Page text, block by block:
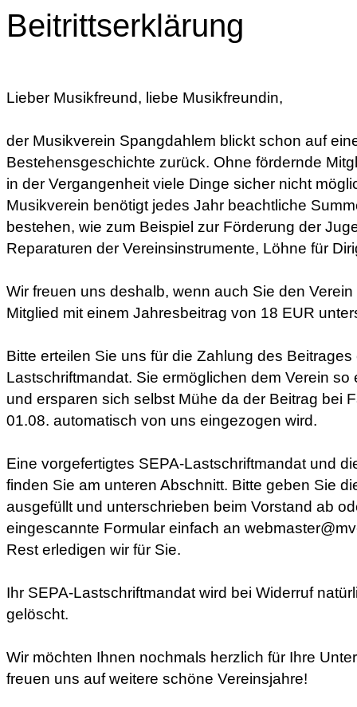
Beitrittserklärung
Lieber Musikfreund, liebe Musikfreundin,
der Musikverein Spangdahlem blickt schon auf
Bestehensgeschichte zurück. Ohne fördernde
in der Vergangenheit viele Dinge sicher nicht
Musikverein benötigt jedes Jahr beachtliche
bestehen, wie zum Beispiel zur Förderung der
Reparaturen der Vereinsinstrumente, Löhne für
Wir freuen uns deshalb, wenn auch Sie den
Mitglied mit einem Jahresbeitrag von 18 EUR
Bitte erteilen Sie uns für die Zahlung des Beitrages
Lastschriftmandat. Sie ermöglichen dem Verein
und ersparen sich selbst Mühe da der Beitrag bei
01.08. automatisch von uns eingezogen wird.
Eine vorgefertigtes SEPA-Lastschriftmandat und
finden Sie am unteren Abschnitt. Bitte geben Sie
ausgefüllt und unterschrieben beim Vorstand ab
eingescannte Formular einfach an
Rest erledigen wir für Sie.
Ihr SEPA-Lastschriftmandat wird bei Widerruf
gelöscht.
Wir möchten Ihnen nochmals herzlich für Ihre
freuen uns auf weitere schöne Vereinsjahre!